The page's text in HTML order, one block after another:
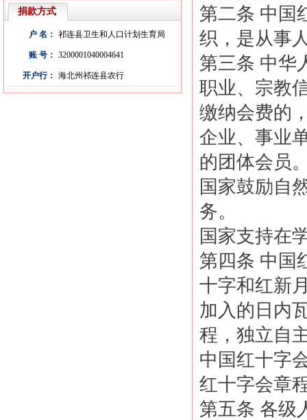
捐款方式
户 名： 祁连县卫生和人口计划生育局
账 号： 3200001040004641
开户行： 海北州祁连县农行
第二条 中国
织，是从事
第三条 中华
职业、宗教
缴纳会费的
企业、事业
的团体会员
国家鼓励自
务。
国家支持在
第四条 中国
十字和红新
加入的日内
程，独立自
中国红十字
红十字会章
第五条 各级